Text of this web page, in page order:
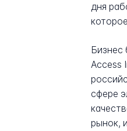
дня
Бизнес
Access
сфере
рынок,